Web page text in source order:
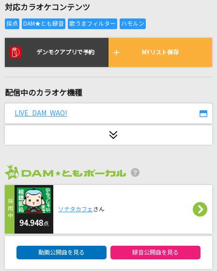
リアルタイムで歌われている曲の一覧
紫陽花
好きな子に嘘ついた。
HoneyWorks feat. 天月
涼宮ハルヒ(CV.平野綾)
Time goes by
Highlight(パワフルプロ野球2026-2027主題歌)
杏子
懺悔参り
羽生まゐご
対応カラオケコンテンツ
デンモクアプリで予約 MYリスト保存
配信中のカラオケ機種
LIVE DAM WAO!
94.948点
ソナタカフェ さん
動画公開曲を見る 録音公開曲を見る